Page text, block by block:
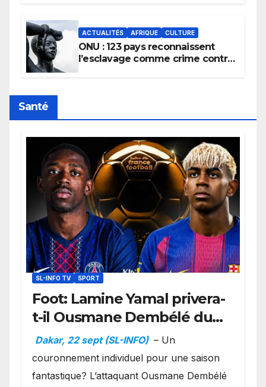
ACTUALITÉS AFRIQUE CULTURE
ONU : 123 pays reconnaissent
l’esclavage comme crime contre
Santé
SL-INFO TV SPORT
Foot: Lamine Yamal privera-
t-il Ousmane Dembélé du
Ballon d’or ?
Dakar, 22 sept (SL-INFO) – Un
couronnement individuel pour une saison
fantastique? L’attaquant Ousmane Dembélé